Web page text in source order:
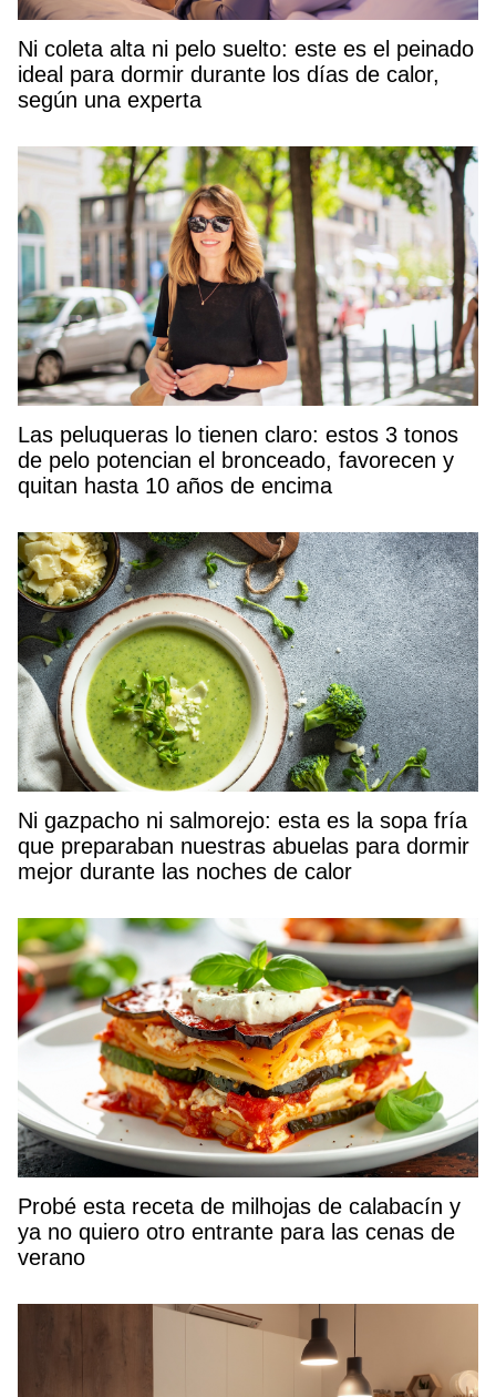
Ni coleta alta ni pelo suelto: este es el peinado
ideal para dormir durante los días de calor,
según una experta
Las peluqueras lo tienen claro: estos 3 tonos
de pelo potencian el bronceado, favorecen y
quitan hasta 10 años de encima
Ni gazpacho ni salmorejo: esta es la sopa fría
que preparaban nuestras abuelas para dormir
mejor durante las noches de calor
Probé esta receta de milhojas de calabacín y
ya no quiero otro entrante para las cenas de
verano